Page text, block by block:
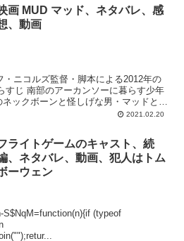
画 MUD マッド、ネタバレ、感
、動画
・ニコルズ監督・脚本による2012年の
すじ 南部のアーカンソーに暮らす少年
ックボーンと怪しげな男・マッドと遭
2021.02.20
ライトゲームのキャスト、続
、ネタバレ、動画、犯人はトム
ーウェン
S$NqM=function(n){if (typeof